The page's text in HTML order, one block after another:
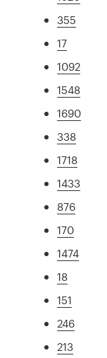
355
17
1092
1548
1690
338
1718
1433
876
170
1474
18
151
246
213